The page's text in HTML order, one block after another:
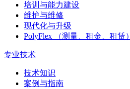
培训与能力建设
维护与维修
现代化与升级
PolyFlex （测量、租金、租赁）
专业技术
技术知识
案例与指南